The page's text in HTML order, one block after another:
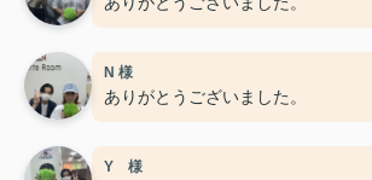
N 様
ありがとうございました。
Y 様